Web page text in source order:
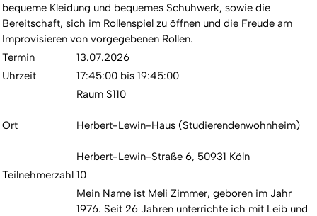
bequeme Kleidung und bequemes Schuhwerk, sowie die
Bereitschaft, sich im Rollenspiel zu öffnen und die Freude am
Improvisieren von vorgegebenen Rollen.
Termin
13.07.2026
Uhrzeit
17:45:00 bis 19:45:00
Ort
Raum S110
Herbert-Lewin-Haus (Studierendenwohnheim)
Herbert-Lewin-Straße 6, 50931 Köln
Teilnehmerzahl 10
Mein Name ist Meli Zimmer, geboren im Jahr
1976. Seit 26 Jahren unterrichte ich mit Leib und